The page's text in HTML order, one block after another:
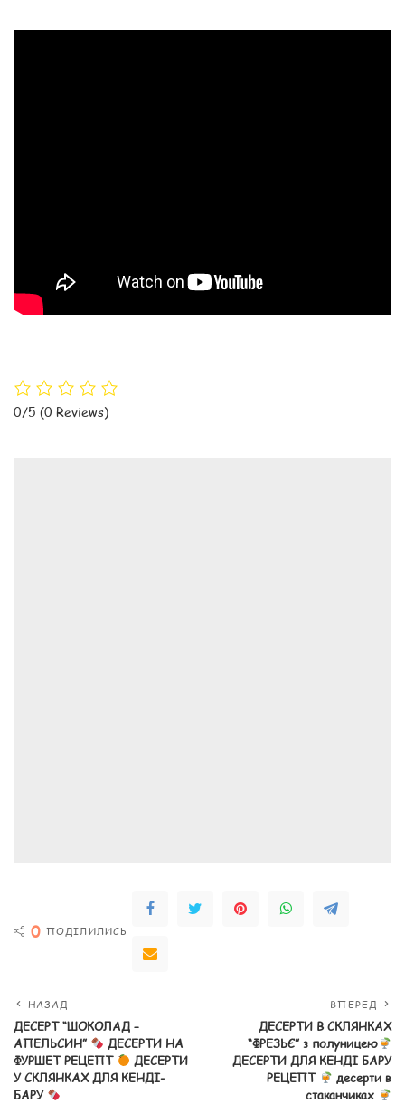
0/5 (0 Reviews)
0 ПОДІЛИЛИСЬ
НАЗАД
ДЕСЕРТ “ШОКОЛАД –
АПЕЛЬСИН”
ДЕСЕРТИ НА
ФУРШЕТ РЕЦЕПТ
ДЕСЕРТИ
У СКЛЯНКАХ ДЛЯ КЕНДІ-
БАРУ
ВПЕРЕД
ДЕСЕРТИ В СКЛЯНКАХ
“ФРЕЗЬЄ” з полуницею
ДЕСЕРТИ ДЛЯ КЕНДІ БАРУ
РЕЦЕПТ
десерти в
стаканчиках